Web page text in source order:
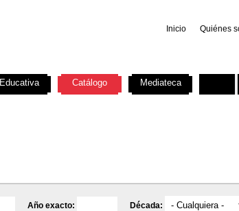
Inicio Quiénes
Año exacto: Década:
Educativa Catálogo Mediateca